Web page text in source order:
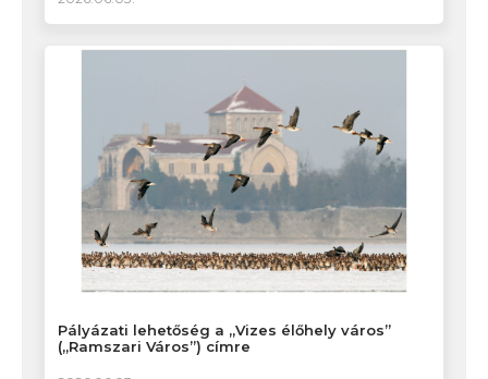
Pályázati lehetőség a „Vizes élőhely város”
(„Ramszari Város”) címre